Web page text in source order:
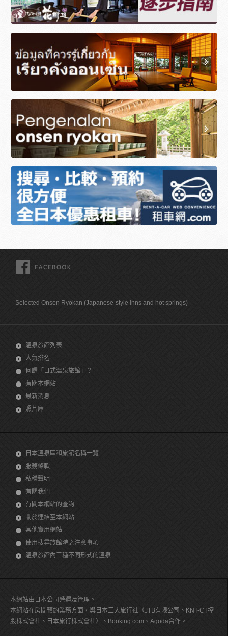
Selected Onsen Ryokan (Japanese-style inns and hot springs)
溫泉旅館列表
人氣排名
何謂「日式溫泉旅館」？
有關本網站
最新消息
照片庫
日本溫泉區和旅館名稱一覽
服務條款
私穩聲明
有關我們
有關本網站的查詢
關於連結至本網站
其他實用網站
使用搜尋旅館時之注意事項
溫泉旅館內三種不同形式的溫泉
本網站由日本公司營運及管理。
本網站在房間預約業務方面，與日本三大旅行社（JTB有限公司、KNT-CT控
股株式會社、日本旅行株式會社）、Booking.com、Agoda合作。